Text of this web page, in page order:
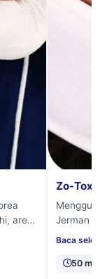
area
Zo-Tox /
Jerman
untuk
Baca
50